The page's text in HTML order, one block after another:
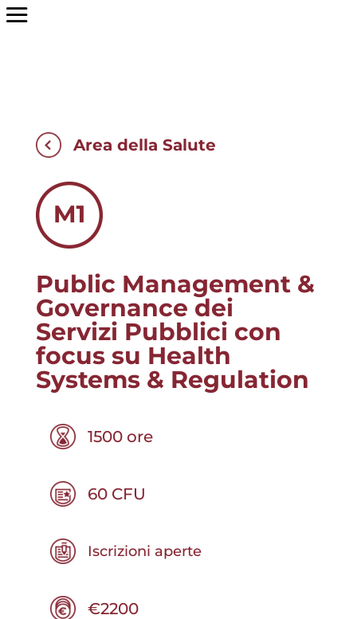
Area della Salute
Public Management &
Governance dei
Servizi Pubblici con
focus su Health
Systems & Regulation
1500 ore
60 CFU
Iscrizioni aperte
€2200